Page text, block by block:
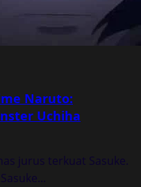
Naruto:
Uchiha
jurus terkuat Sasuke.